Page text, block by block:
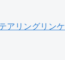
アリングリン